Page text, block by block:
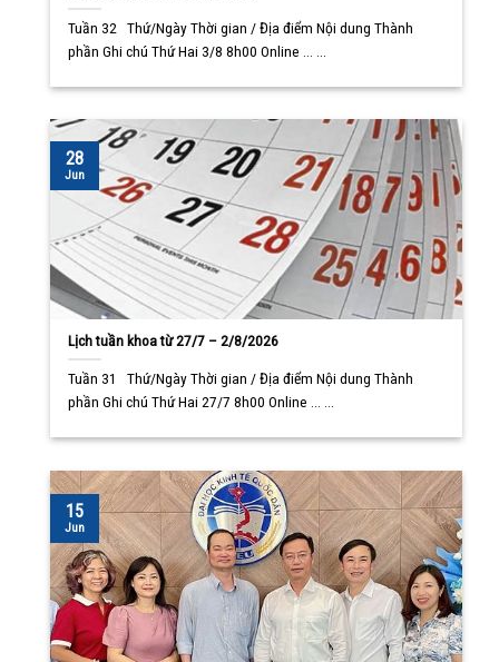
Tuần 32 Thứ/Ngày Thời gian / Địa điểm Nội dung Thành
phần Ghi chú Thứ Hai 3/8 8h00 Online ... ...
Lịch tuần khoa từ 27/7 – 2/8/2026
Tuần 31 Thứ/Ngày Thời gian / Địa điểm Nội dung Thành
phần Ghi chú Thứ Hai 27/7 8h00 Online ... ...
28
Jun
15
Jun